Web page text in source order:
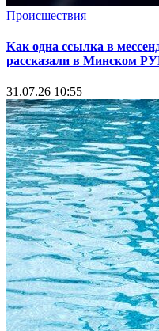
Происшествия
Как одна ссылка в
рассказали в Минском
31.07.26 10:55